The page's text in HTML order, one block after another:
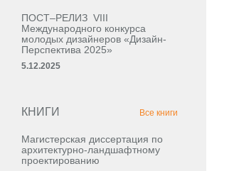
ПОСТ–РЕЛИЗ VIII
Международного конкурса
молодых дизайнеров «Дизайн-
Перспектива 2025»
5.12.2025
КНИГИ Все книги
Магистерская диссертация по
архитектурно-ландшафтному
проектированию